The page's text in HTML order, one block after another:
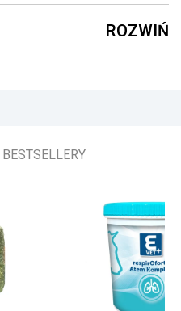
ROZWIŃ
BESTSELLERY